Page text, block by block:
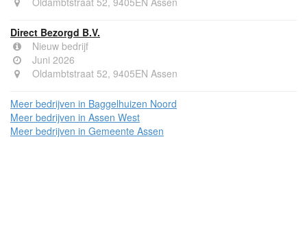
Direct Bezorgd B.V.
Nieuw bedrijf
Juni 2026
Oldambtstraat 52, 9405EN Assen
Meer bedrijven in Baggelhuizen Noord
Meer bedrijven in Assen West
Meer bedrijven in Gemeente Assen